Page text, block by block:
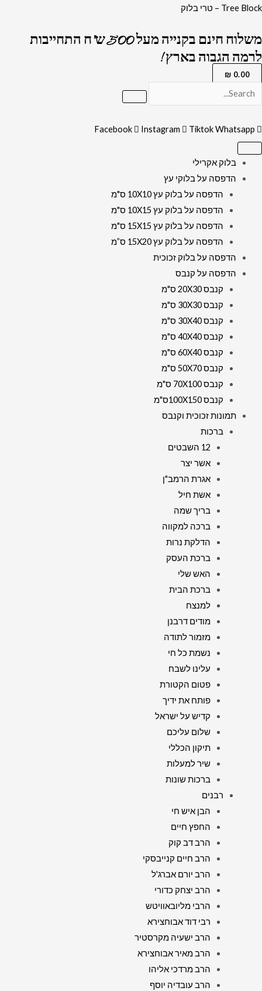
דילוג
Tree Block – טרי בלוק
משלוח חינם בקנייה מעל 500 ש"ח התחייבות
לרמה הגבוה בארץ !
0.00
₪
Facebook Instagram TiktokWhatsapp
בלוק אקרילי
הדפסה על בלוקי עץ
הדפסה על בלוק עץ 10X10 ס"מ
הדפסה על בלוק עץ 10X15 ס"מ
הדפסה על בלוק עץ 15X15 ס"מ
הדפסה על בלוק עץ 15X20 ס”מ
הדפסה על בלוק זכוכית
הדפסה על קנבס
קנבס 20X30 ס"מ
קנבס 30X30 ס"מ
קנבס 30X40 ס"מ
קנבס 40X40 ס"מ
קנבס 60X40 ס"מ
קנבס 50X70 ס"מ
קנבס 70X100 ס"מ
קנבס 100X150ס"מ
תמונות זכוכית וקנבס
ברכות
12 השבטים
אשר יצר
אגרת הרמב"ן
אשת חיל
בריך שמה
ברכה למקווה
הדלקת נרות
ברכת העסק
האש שלי
ברכת הבית
למנצח
מודים דרבנן
מזמור לתודה
נשמת כל חי
עלינו לשבח
פטום הקטורת
פותח את ידיך
קדיש על ישראל
שלום עליכם
תיקון הכללי
שיר למעלות
ברכות שונות
רבנים
הבן איש חי
החפץ חיים
הרב דב קוק
הרב חיים קנייבסקי
הרב יורם אברג'ל
הרב יצחק כדורי
הרבי מליובאוויטש
רבי דוד אבוחצירא
הרב ישעיה מקרסטיר
הרב מאיר אבוחצירא
הרב מרדכי אליהו
הרב עובדיה יוסף
כמות
2430
-
ברכת
דמוי
על
זכוכית
אקסטרה
מחוסמת
ושקופה